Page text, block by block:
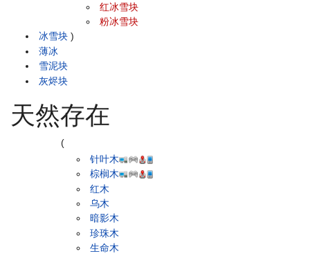
冰雪块
红冰雪块
粉冰雪块
)
薄冰
雪泥块
灰烬块
天然存在
(
针叶木
棕榈木
红木
乌木
暗影木
珍珠木
生命木